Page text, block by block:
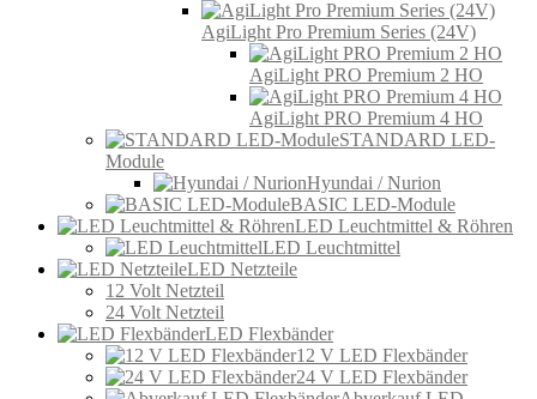
AgiLight Pro Premium Series (24V)
AgiLight PRO Premium 2 HO
AgiLight PRO Premium 4 HO
STANDARD LED-
Module
Hyundai / Nurion
BASIC LED-Module
LED Leuchtmittel & Röhren
LED Leuchtmittel
LED Netzteile
12 Volt Netzteil
24 Volt Netzteil
LED Flexbänder
12 V LED Flexbänder
24 V LED Flexbänder